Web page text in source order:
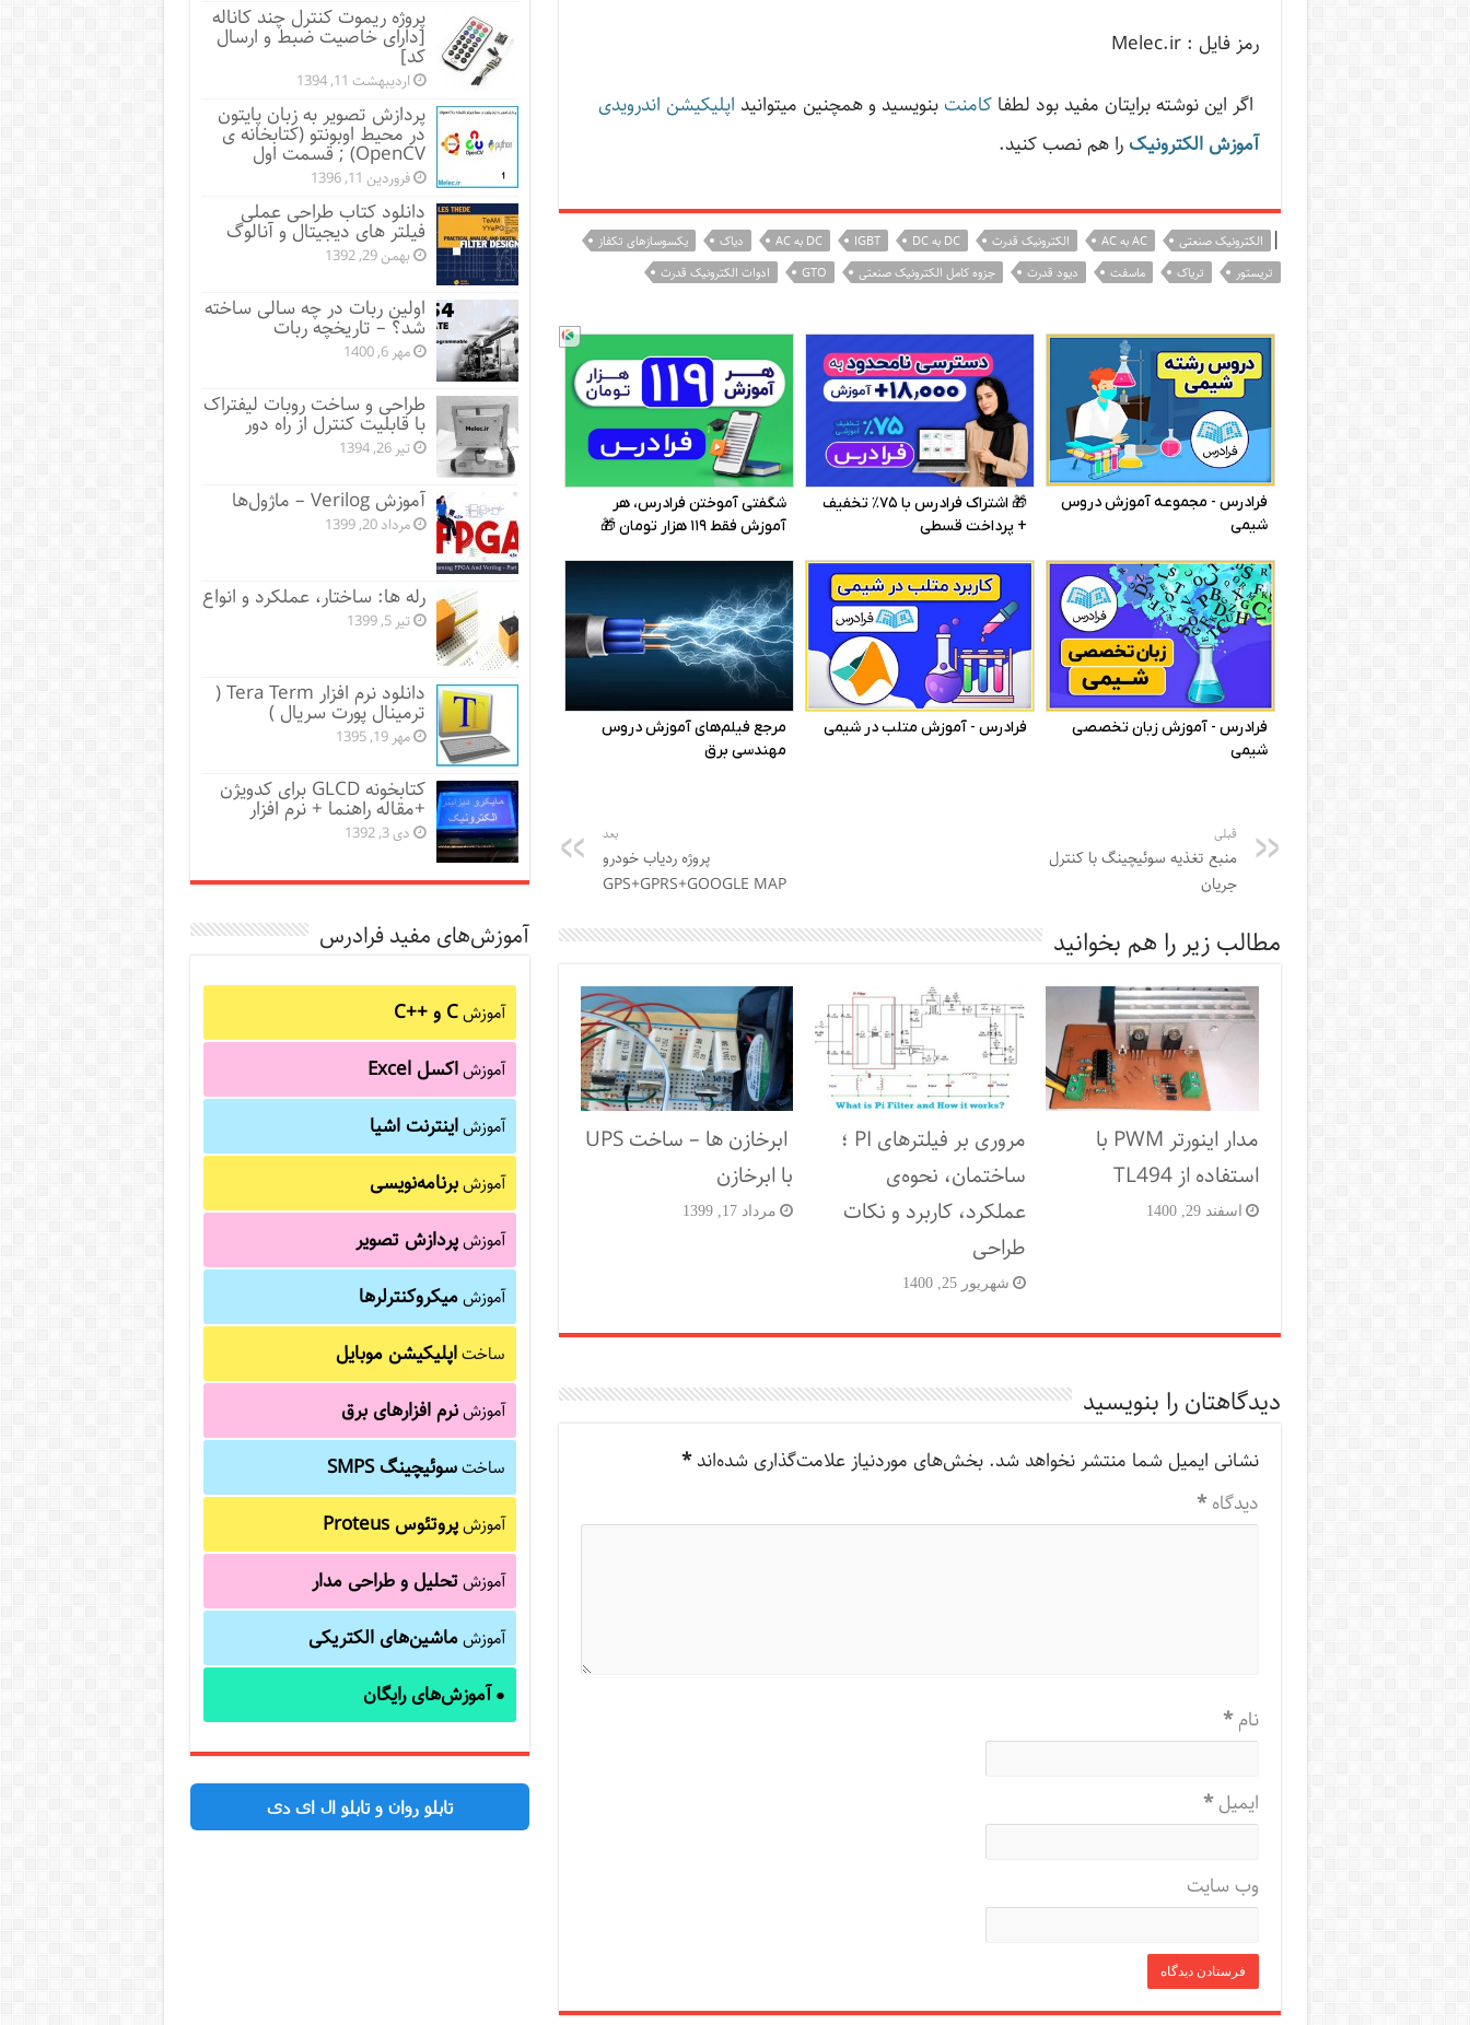
رمز فایل : Melec.ir
اگر این نوشته‌ برایتان مفید بود لطفاکامنت بنویسید و همچنین میتوانید اپلیکیشن اندرویدی
آموزش الکترونیک را هم نصب کنید.
| الکترونیک صنعتی AC به AC الکترونیک قدرت DC به DC IGBT DC به AC دیاک
یکسوسازهای تکفاز
تریستور
تریاک ماسفت دیود قدرت جزوه کامل الکترونیک صنعتی GTO ادوات الکترونیک قدرت
قبلی
منبع تغذیه سوئیچینگ با کنترل
جریان
بعد
پروژه ردیاب خودرو
GPS+GPRS+GOOGLE MAP
مطالب زیر را هم بخوانید
مدار اینورتر PWM با
استفاده از TL494
اسفند 29, 1400
مروری بر فیلترهای PI ؛
ساختمان، نحوه‌ی
عملکرد، کاربرد و نکات
طراحی
شهریور 25, 1400
ابرخازن ها – ساخت UPS
با ابرخازن
مرداد 17, 1399
دیدگاهتان را بنویسید
نشانی ایمیل شما منتشر نخواهد شد. بخش‌های موردنیاز علامت‌گذاری شده‌اند*
دیدگاه*
نام*
ایمیل*
وب‌ سایت
پروژه ریموت کنترل چند کاناله
[دارای خاصیت ضبط و ارسال
کد]
اردیبهشت 11, 1394
پردازش تصویر به زبان پایتون
در محیط اوبونتو (کتابخانه ی
OpenCV) ; قسمت اول
فروردین 11, 1396
دانلود کتاب طراحی عملی
فیلتر های دیجیتال و آنالوگ
بهمن 29, 1392
اولین ربات در چه سالی ساخته
شد؟ – تاریخچه ربات
مهر 6, 1400
طراحی و ساخت روبات لیفتراک
با قابلیت کنترل از راه دور
تیر 26, 1394
آموزش Verilog – ماژول‌ها
مرداد 20, 1399
رله ها: ساختار، عملکرد و انواع
تیر 5, 1399
دانلود نرم افزار Tera Term (
ترمینال پورت سریال )
مهر 19, 1395
کتابخونه GLCD برای کدویژن
+مقاله راهنما + نرم افزار
دی 3, 1392
آموزش‌های مفید فرادرس
آموزشC و C++‎
آموزشاکسل Excel
آموزشاینترنت اشیا
آموزشبرنامه‌نویسی
آموزشپردازش تصویر
آموزشمیکروکنترلرها
ساختاپلیکیشن موبایل
آموزشنرم افزارهای برق
ساختسوئیچینگ SMPS
آموزشپروتئوس Proteus
آموزشتحلیل و طراحی مدار
آموزشماشین‌های الکتریکی
●آموزش‌های رایگان
تابلو روان و تابلو ال ای دی